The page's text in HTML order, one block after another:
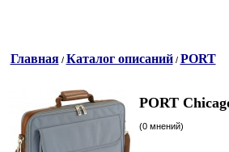
Главная/ Каталог описаний/ PORT
PORT
(0 мнений)